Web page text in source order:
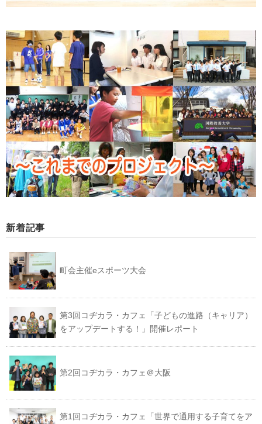
新着記事
町会主催eスポーツ大会
第3回コヂカラ・カフェ「子どもの進路（キャリア）
をアップデートする！」開催レポート
第2回コヂカラ・カフェ＠大阪
第1回コヂカラ・カフェ「世界で通用する子育てをア